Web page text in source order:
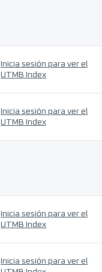
Inicia sesión para ver el
UTMB Index
Inicia sesión para ver el
UTMB Index
Inicia sesión para ver el
UTMB Index
Inicia sesión para ver el